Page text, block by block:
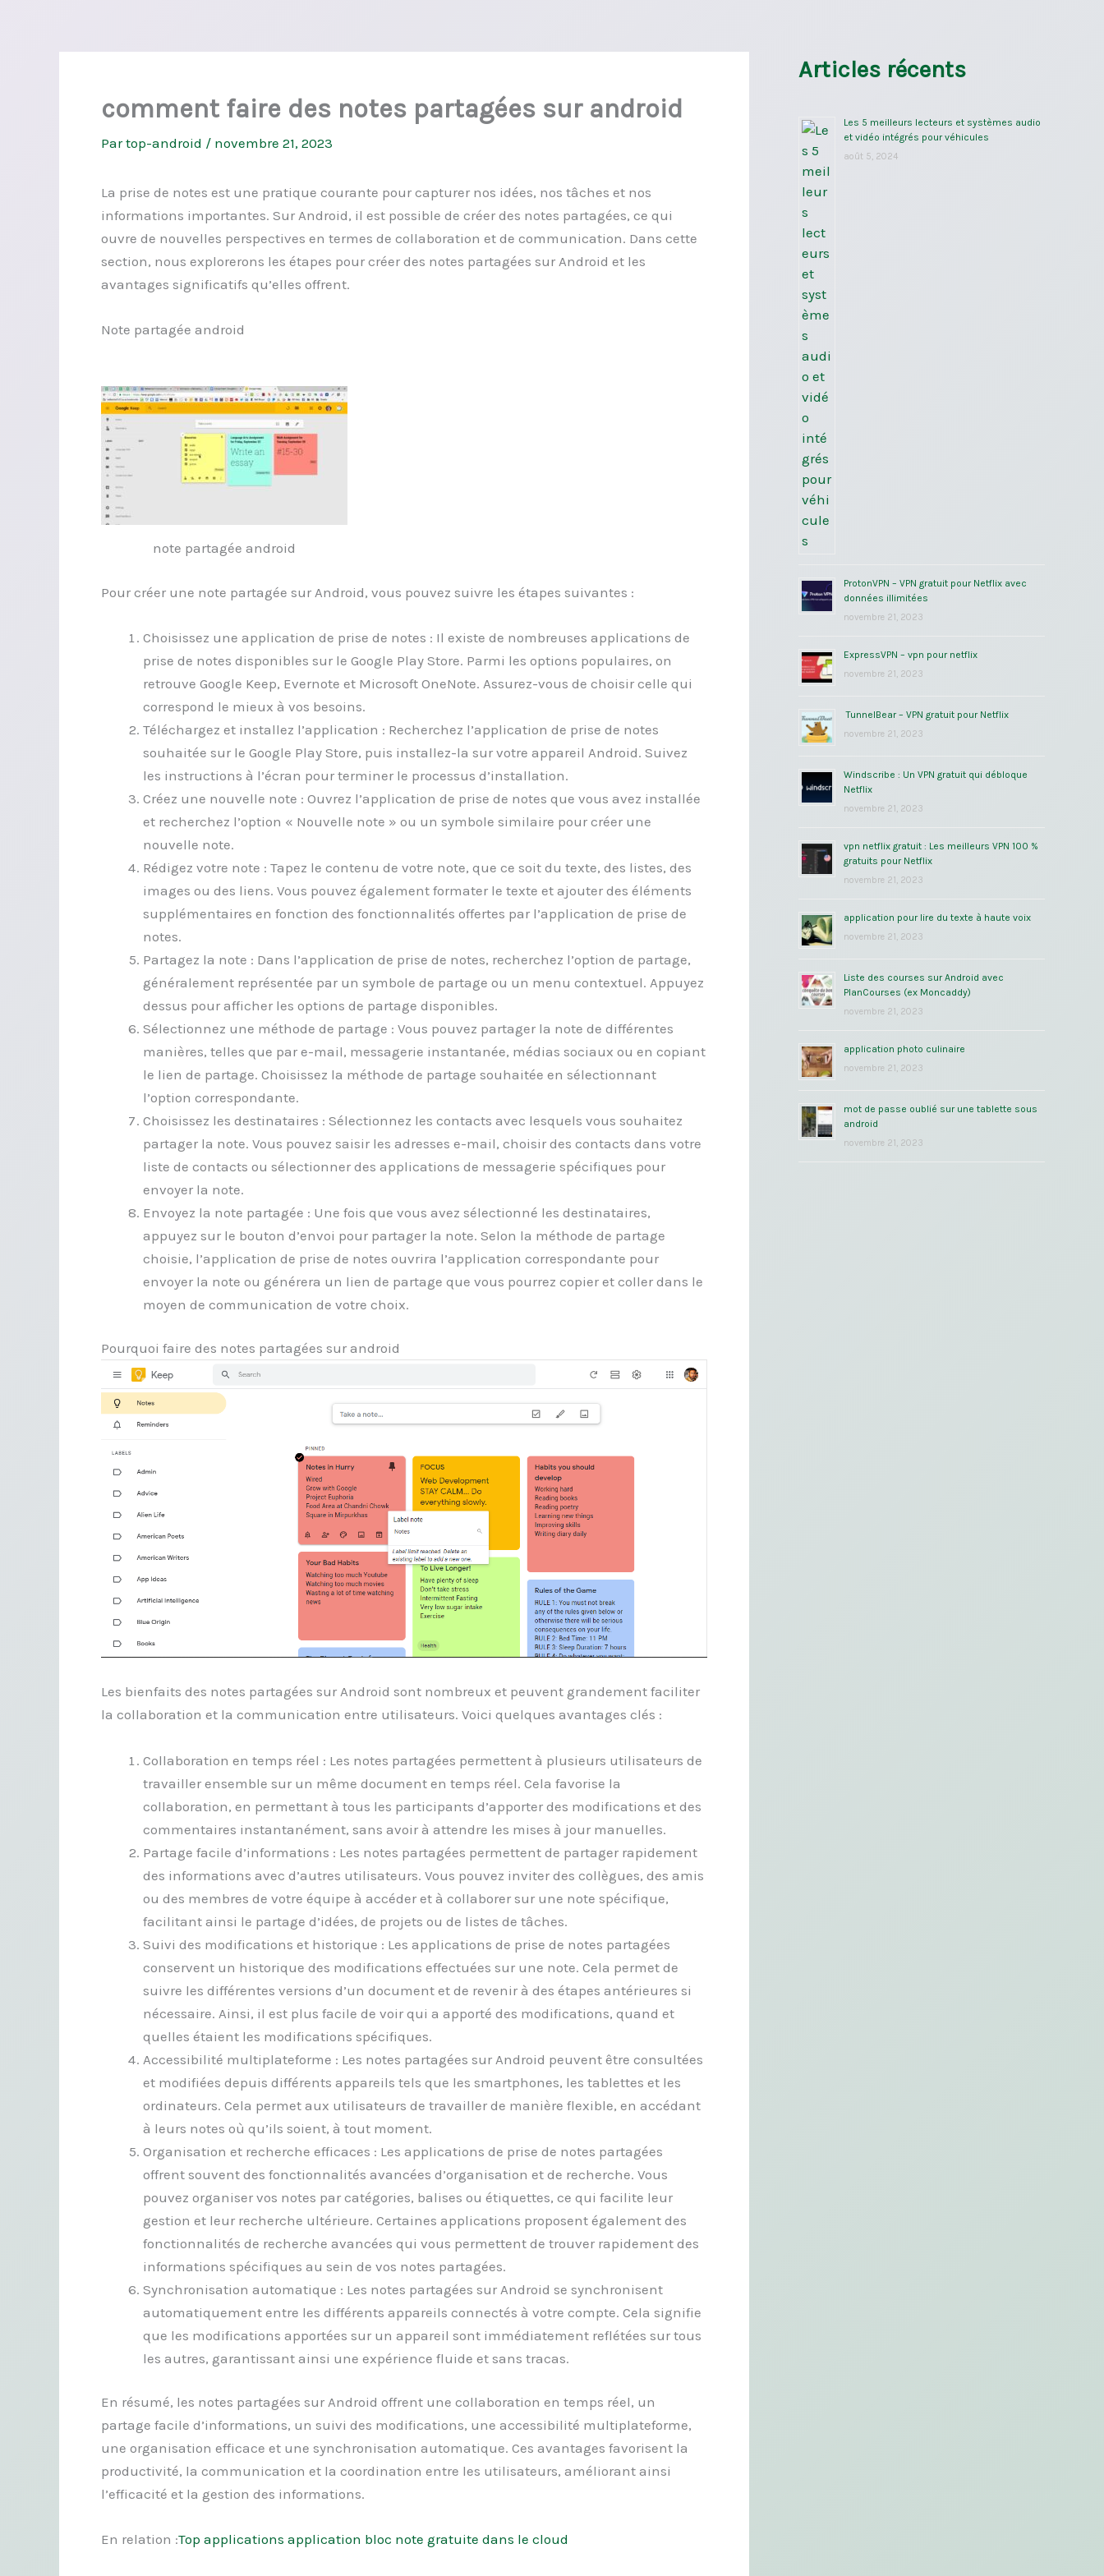
comment faire des notes partagées sur android
Partop-android / novembre 21, 2023
La prise de notes est une pratique courante pour capturer nos idées, nos tâches et nos
informations importantes. Sur Android, il est possible de créer des notes partagées, ce qui
ouvre de nouvelles perspectives en termes de collaboration et de communication. Dans cette
section, nous explorerons les étapes pour créer des notes partagées sur Android et les
avantages significatifs qu’elles offrent.
Note partagée android
note partagée android
Pour créer une note partagée sur Android, vous pouvez suivre les étapes suivantes :
Choisissez une application de prise de notes : Il existe de nombreuses applications de
prise de notes disponibles sur le Google Play Store. Parmi les options populaires, on
retrouve Google Keep, Evernote et Microsoft OneNote. Assurez-vous de choisir celle qui
correspond le mieux à vos besoins.
Téléchargez et installez l’application : Recherchez l’application de prise de notes
souhaitée sur le Google Play Store, puis installez-la sur votre appareil Android. Suivez
les instructions à l’écran pour terminer le processus d’installation.
Créez une nouvelle note : Ouvrez l’application de prise de notes que vous avez installée
et recherchez l’option « Nouvelle note » ou un symbole similaire pour créer une
nouvelle note.
Rédigez votre note : Tapez le contenu de votre note, que ce soit du texte, des listes, des
images ou des liens. Vous pouvez également formater le texte et ajouter des éléments
supplémentaires en fonction des fonctionnalités offertes par l’application de prise de
notes.
Partagez la note : Dans l’application de prise de notes, recherchez l’option de partage,
généralement représentée par un symbole de partage ou un menu contextuel. Appuyez
dessus pour afficher les options de partage disponibles.
Sélectionnez une méthode de partage : Vous pouvez partager la note de différentes
manières, telles que par e-mail, messagerie instantanée, médias sociaux ou en copiant
le lien de partage. Choisissez la méthode de partage souhaitée en sélectionnant
l’option correspondante.
Choisissez les destinataires : Sélectionnez les contacts avec lesquels vous souhaitez
partager la note. Vous pouvez saisir les adresses e-mail, choisir des contacts dans votre
liste de contacts ou sélectionner des applications de messagerie spécifiques pour
envoyer la note.
Envoyez la note partagée : Une fois que vous avez sélectionné les destinataires,
appuyez sur le bouton d’envoi pour partager la note. Selon la méthode de partage
choisie, l’application de prise de notes ouvrira l’application correspondante pour
envoyer la note ou générera un lien de partage que vous pourrez copier et coller dans le
moyen de communication de votre choix.
Pourquoi faire des notes partagées sur android
Les bienfaits des notes partagées sur Android sont nombreux et peuvent grandement faciliter
la collaboration et la communication entre utilisateurs. Voici quelques avantages clés :
Collaboration en temps réel : Les notes partagées permettent à plusieurs utilisateurs de
travailler ensemble sur un même document en temps réel. Cela favorise la
collaboration, en permettant à tous les participants d’apporter des modifications et des
commentaires instantanément, sans avoir à attendre les mises à jour manuelles.
Partage facile d’informations : Les notes partagées permettent de partager rapidement
des informations avec d’autres utilisateurs. Vous pouvez inviter des collègues, des amis
ou des membres de votre équipe à accéder et à collaborer sur une note spécifique,
facilitant ainsi le partage d’idées, de projets ou de listes de tâches.
Suivi des modifications et historique : Les applications de prise de notes partagées
conservent un historique des modifications effectuées sur une note. Cela permet de
suivre les différentes versions d’un document et de revenir à des étapes antérieures si
nécessaire. Ainsi, il est plus facile de voir qui a apporté des modifications, quand et
quelles étaient les modifications spécifiques.
Accessibilité multiplateforme : Les notes partagées sur Android peuvent être consultées
et modifiées depuis différents appareils tels que les smartphones, les tablettes et les
ordinateurs. Cela permet aux utilisateurs de travailler de manière flexible, en accédant
à leurs notes où qu’ils soient, à tout moment.
Organisation et recherche efficaces : Les applications de prise de notes partagées
offrent souvent des fonctionnalités avancées d’organisation et de recherche. Vous
pouvez organiser vos notes par catégories, balises ou étiquettes, ce qui facilite leur
gestion et leur recherche ultérieure. Certaines applications proposent également des
fonctionnalités de recherche avancées qui vous permettent de trouver rapidement des
informations spécifiques au sein de vos notes partagées.
Synchronisation automatique : Les notes partagées sur Android se synchronisent
automatiquement entre les différents appareils connectés à votre compte. Cela signifie
que les modifications apportées sur un appareil sont immédiatement reflétées sur tous
les autres, garantissant ainsi une expérience fluide et sans tracas.
En résumé, les notes partagées sur Android offrent une collaboration en temps réel, un
partage facile d’informations, un suivi des modifications, une accessibilité multiplateforme,
une organisation efficace et une synchronisation automatique. Ces avantages favorisent la
productivité, la communication et la coordination entre les utilisateurs, améliorant ainsi
l’efficacité et la gestion des informations.
En relation :Top applications application bloc note gratuite dans le cloud
Articles récents
Les 5 meilleurs lecteurs et systèmes audio
et vidéo intégrés pour véhicules
août 5, 2024
ProtonVPN – VPN gratuit pour Netflix avec
données illimitées
novembre 21, 2023
ExpressVPN – vpn pour netflix
novembre 21, 2023
TunnelBear – VPN gratuit pour Netflix
novembre 21, 2023
Windscribe : Un VPN gratuit qui débloque
Netflix
novembre 21, 2023
vpn netflix gratuit : Les meilleurs VPN 100 %
gratuits pour Netflix
novembre 21, 2023
application pour lire du texte à haute voix
novembre 21, 2023
Liste des courses sur Android avec
PlanCourses (ex Moncaddy)
novembre 21, 2023
application photo culinaire
novembre 21, 2023
mot de passe oublié sur une tablette sous
android
novembre 21, 2023